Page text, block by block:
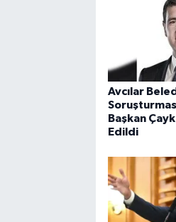
Avcılar
Başkan
Edildi